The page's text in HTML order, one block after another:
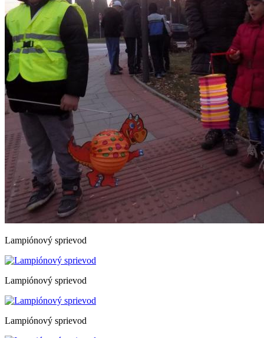
Lampiónový sprievod
Lampiónový sprievod
Lampiónový sprievod